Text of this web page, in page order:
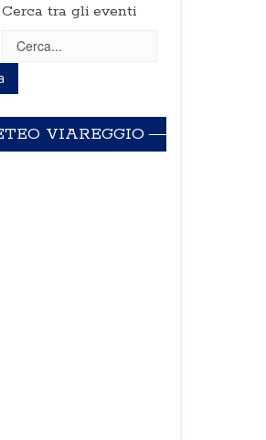
Cerca tra gli eventi
VIAREGGIO